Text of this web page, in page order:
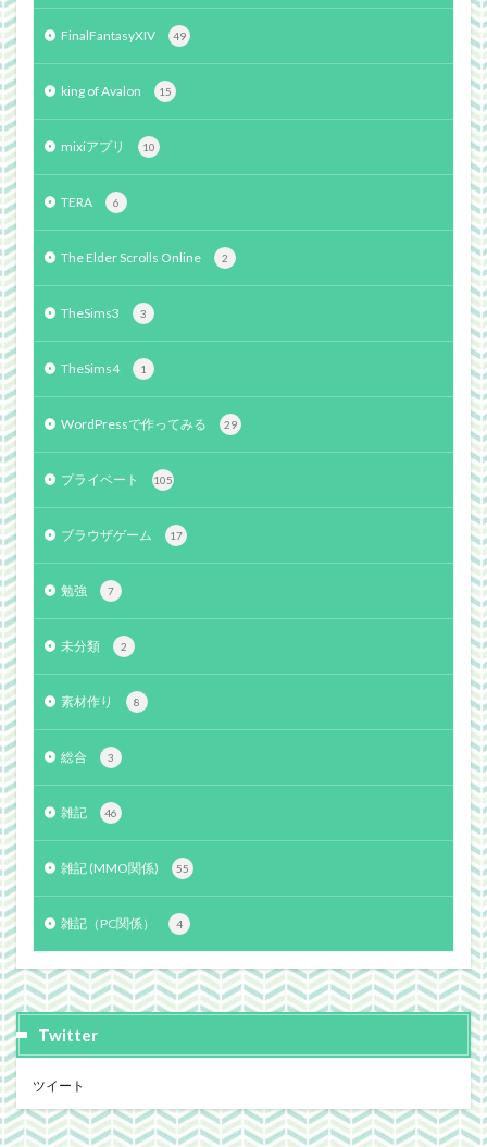
FinalFantasyXIV 49
king of Avalon 15
mixiアプリ 10
TERA 6
The Elder Scrolls Online 2
TheSims3 3
TheSims4 1
WordPressで作ってみる 29
プライベート 105
ブラウザゲーム 17
勉強 7
未分類 2
素材作り 8
総合 3
雑記 46
雑記 (MMO関係) 55
雑記（PC関係） 4
Twitter
ツイート